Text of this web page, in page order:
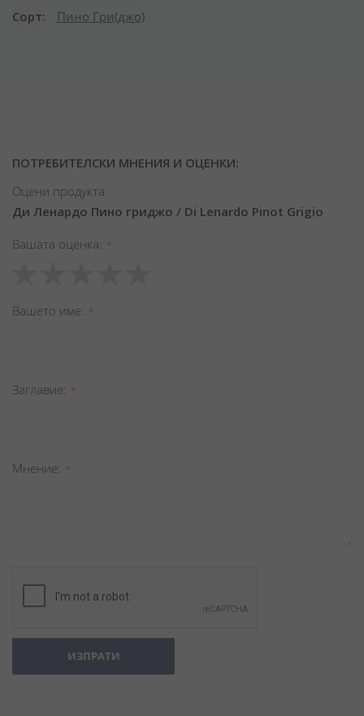
Сорт Пино Гри(джо)
ПОТРЕБИТЕЛСКИ МНЕНИЯ И ОЦЕНКИ:
Оцени продукта:
Ди Ленардо Пино гриджо / Di Lenardo Pinot Grigio
Вашата оценка
star
stars
stars
stars
stars
Вашето име
Заглавиe
Мнение
ИЗПРАТИ